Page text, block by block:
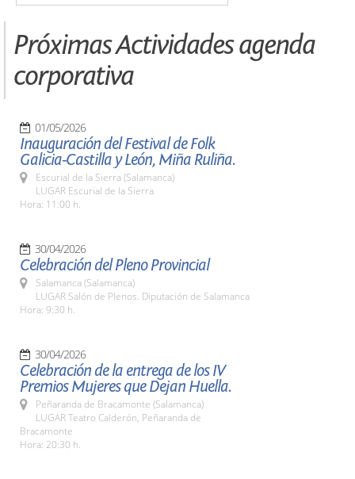
Próximas Actividades agenda
corporativa
01/05/2026
Inauguración del Festival de Folk
Galicia-Castilla y León, Miña Ruliña.
Escurial de la Sierra (Salamanca)
LUGAR Escurial de la Sierra
Hora: 11:00 h.
30/04/2026
Celebración del Pleno Provincial
Salamanca (Salamanca)
LUGAR Salón de Plenos. Diputación de Salamanca
Hora: 9:30 h.
30/04/2026
Celebración de la entrega de los IV
Premios Mujeres que Dejan Huella.
Peñaranda de Bracamonte (Salamanca)
LUGAR Teatro Calderón, Peñaranda de
Bracamonte
Hora: 20:30 h.